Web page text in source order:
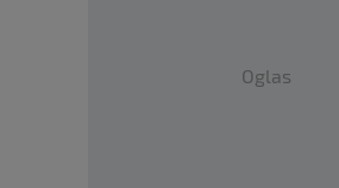
Oglas